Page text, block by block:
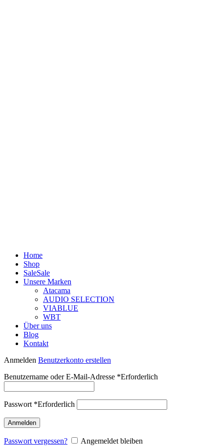
Home
Shop
SaleSale
Unsere Marken
Atacama
AUDIO SELECTION
VIABLUE
WBT
Über uns
Blog
Kontakt
Anmelden Benutzerkonto erstellen
Benutzername oder E-Mail-Adresse *Erforderlich
Passwort *Erforderlich
Anmelden
Passwort vergessen?
Angemeldet bleiben